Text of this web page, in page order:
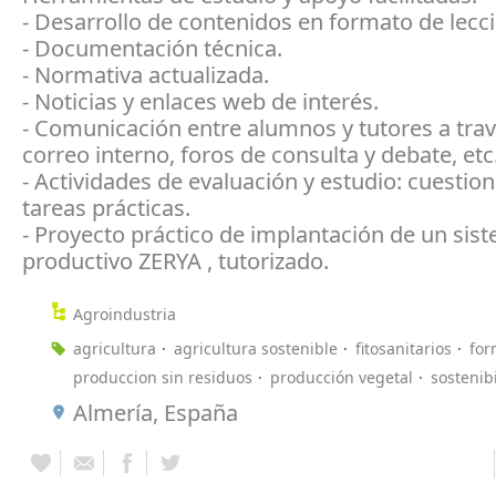
- Desarrollo de contenidos en formato de
- Documentación técnica.
- Normativa actualizada.
- Noticias y enlaces web de interés.
- Comunicación entre alumnos y tutores a
correo interno, foros de consulta y debate,
- Actividades de evaluación y estudio:
tareas prácticas.
- Proyecto práctico de implantación de un
productivo ZERYA , tutorizado.
Agroindustria
agricultura
agricultura sostenible fitosanitarios
produccion sin residuos
producción vegetal
Almería, España